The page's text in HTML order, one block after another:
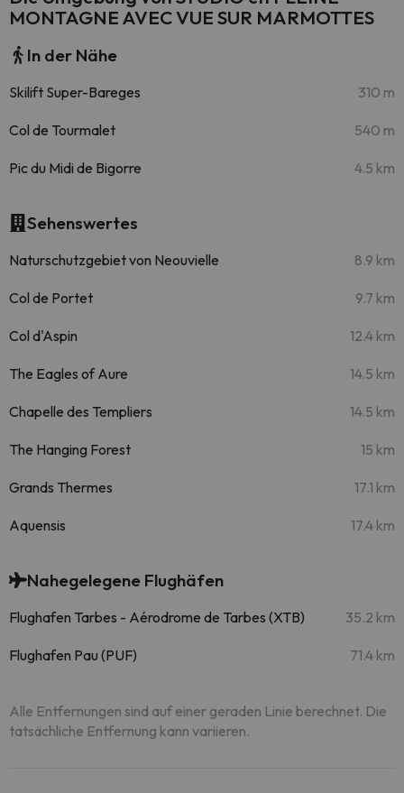
MONTAGNE AVEC VUE SUR MARMOTTES
In der Nähe
Skilift Super-Bareges 310 m
Col de Tourmalet 540 m
Pic du Midi de Bigorre 4.5 km
Sehenswertes
Naturschutzgebiet von Neouvielle 8.9 km
Col de Portet 9.7 km
Col d'Aspin 12.4 km
The Eagles of Aure 14.5 km
Chapelle des Templiers 14.5 km
The Hanging Forest 15 km
Grands Thermes 17.1 km
Aquensis 17.4 km
Nahegelegene Flughäfen
Flughafen Tarbes - Aérodrome de Tarbes (XTB) 35.2 km
Flughafen Pau (PUF) 71.4 km
Alle Entfernungen sind auf einer geraden Linie berechnet. Die
tatsächliche Entfernung kann variieren.